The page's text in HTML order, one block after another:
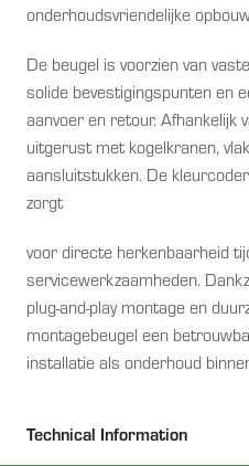
onderhoudsvriendelijke
De beugel is voorzien van
solide bevestigingspunten en
aanvoer en retour. Afhankelijk
uitgerust met kogelkranen,
aansluitstukken. De
zorgt
voor directe herkenbaarheid
servicewerkzaamheden.
plug-and-play montage en
montagebeugel een
installatie als onderhoud
Technical Information